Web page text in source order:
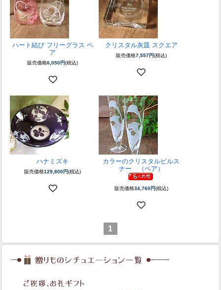
ハート結び フリーグラス ペ
ア
販売価格6,050円(税込)
クリスタル灰皿 スクエア
販売価格7,557円(税込)
ハナミズキ
販売価格129,800円(税込)
カラーのクリスタルピルス
ナー （ペア）
販売価格34,760円(税込)
1